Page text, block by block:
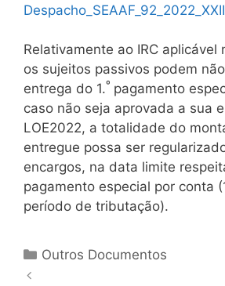
Despacho_SEAAF_92_2022_XXII
Relativamente ao IRC aplicável
os sujeitos passivos podem
entrega do 1.º pagamento
caso não seja aprovada a sua
LOE2022, a totalidade do
entregue possa ser
encargos, na data limite
pagamento especial por conta
período de tributação).
Categorias
Outros Documentos
Navegação